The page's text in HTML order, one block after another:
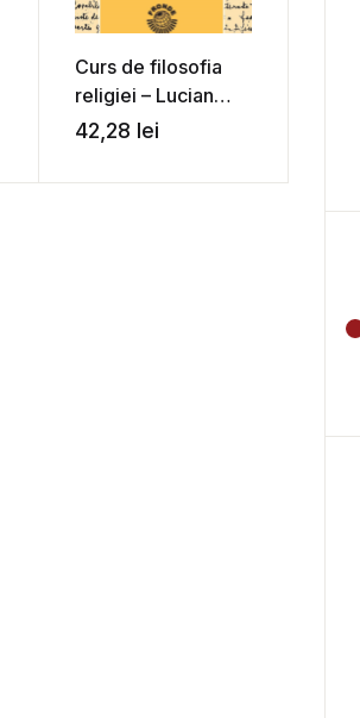
Curs de filosofia
religiei – Lucian
Blaga
42,28 lei